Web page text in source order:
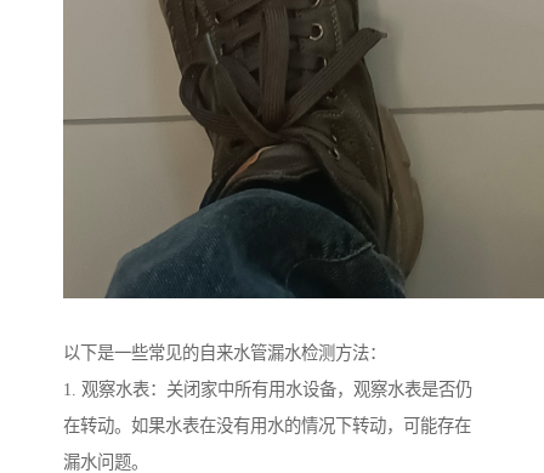
以下是一些常见的自来水管漏水检测方法：
1. 观察水表：关闭家中所有用水设备，观察水表是否仍
在转动。如果水表在没有用水的情况下转动，可能存在
漏水问题。